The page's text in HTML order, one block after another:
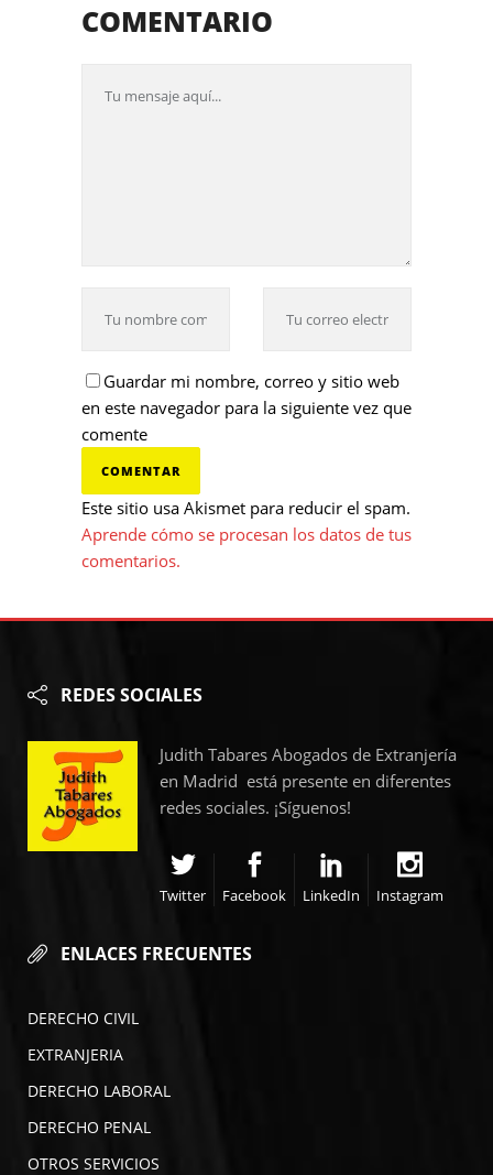
COMENTARIO
Guardar mi nombre, correo y sitio web
en este navegador para la siguiente vez que
comente
Este sitio usa Akismet para reducir el spam.
Aprende cómo se procesan los datos de tus
comentarios.
REDES SOCIALES
Judith Tabares Abogados de Extranjería
en Madrid está presente en diferentes
redes sociales. ¡Síguenos!
Twitter Facebook LinkedIn Instagram
ENLACES FRECUENTES
DERECHO CIVIL
EXTRANJERIA
DERECHO LABORAL
DERECHO PENAL
OTROS SERVICIOS